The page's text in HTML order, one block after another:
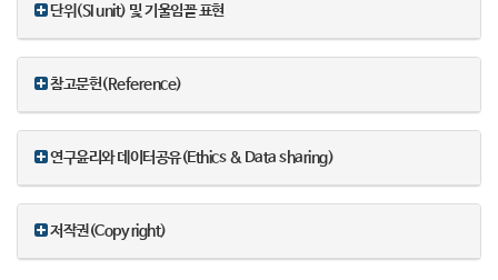
단위(SI unit) 및 기울임꼴 표현
참고문헌(Reference)
연구윤리와 데이터공유(Ethics & Data sharing)
저작권(Copy right)